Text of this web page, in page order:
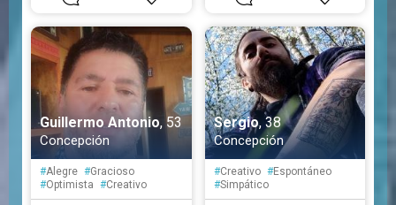
Guillermo Antonio, 53
Concepción
#Alegre #Gracioso
#Optimista #Creativo
#Espontáneo #Simpático
Sergio, 38
Concepción
#Creativo #Espontáneo
#Simpático